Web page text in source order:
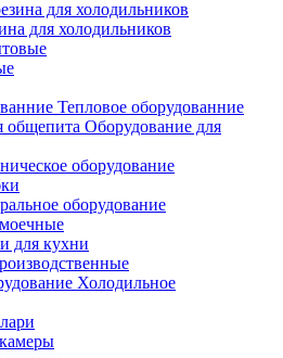
для холодильников
Тепловое оборудованние
Оборудование для
оборудование
оборудование
для кухни
Холодильное